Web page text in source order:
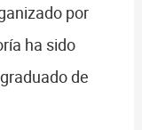
por
ha sido
de